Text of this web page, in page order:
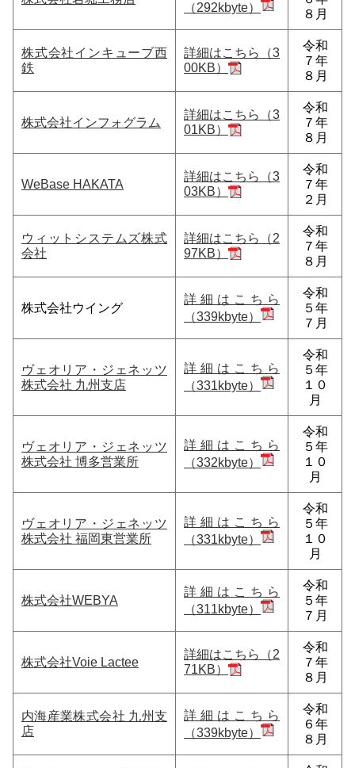
（292kbyte）
８月
株式会社インキューブ西
鉄
詳細はこちら（3
00KB）
令和
７年
８月
株式会社インフォグラム
詳細はこちら（3
01KB）
令和
７年
８月
WeBase HAKATA
詳細はこちら（3
03KB）
令和
７年
２月
ウィットシステムズ株式
会社
詳細はこちら（2
97KB）
令和
７年
８月
株式会社ウイング
詳細はこちら
（339kbyte）
令和
５年
７月
ヴェオリア・ジェネッツ
株式会社 九州支店
詳細はこちら
（331kbyte）
令和
５年
１０
月
ヴェオリア・ジェネッツ
株式会社 博多営業所
詳細はこちら
（332kbyte）
令和
５年
１０
月
ヴェオリア・ジェネッツ
株式会社 福岡東営業所
詳細はこちら
（331kbyte）
令和
５年
１０
月
株式会社WEBYA
詳細はこちら
（311kbyte）
令和
５年
７月
株式会社Voie Lactee
詳細はこちら（2
71KB）
令和
７年
８月
内海産業株式会社 九州支
店
詳細はこちら
（339kbyte）
令和
６年
８月